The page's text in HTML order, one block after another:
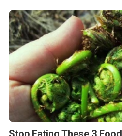
Stop Eating These 3